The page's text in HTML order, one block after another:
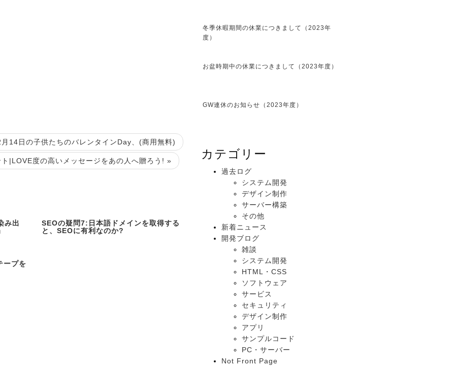
14日の子供たちのバレンタインDay、(商用無料)
|LOVE度の高いメッセージをあの人へ贈ろう! »
み出
SEOの疑問7:日本語ドメインを取得する
と、SEOに有利なのか?
プを
冬季休暇期間の休業につきまして（2023年
度）
お盆時期中の休業につきまして（2023年度）
GW連休のお知らせ（2023年度）
カテゴリー
過去ログ
システム開発
デザイン制作
サーバー構築
その他
新着ニュース
開発ブログ
雑談
システム開発
HTML・CSS
ソフトウェア
サービス
セキュリティ
デザイン制作
アプリ
サンプルコード
PC・サーバー
Not Front Page